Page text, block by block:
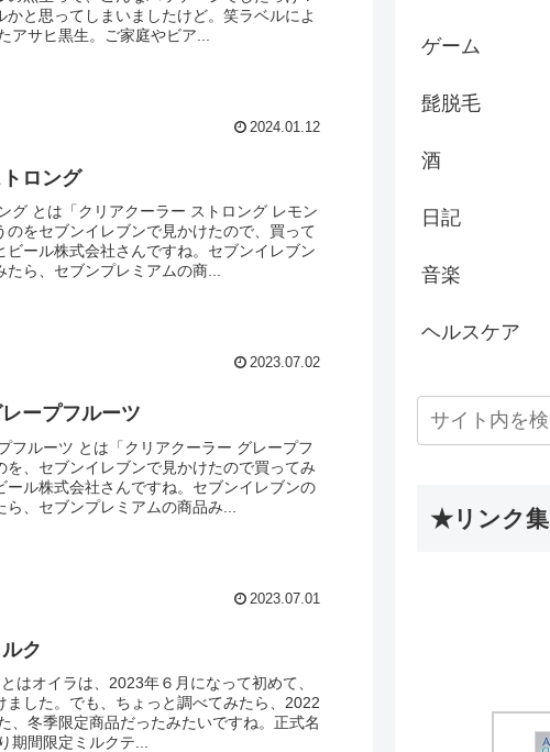
かと思ってしまいましたけど。笑ラベルによ
アサヒ黒生。ご家庭やビア...
2024.01.12
ロング
グ とは「クリアクーラー ストロング レモン
のをセブンイレブンで見かけたので、買って
ビール株式会社さんですね。セブンイレブン
たら、セブンプレミアムの商...
2023.07.02
ープフルーツ
フルーツ とは「クリアクーラー グレープフ
を、セブンイレブンで見かけたので買ってみ
ール株式会社さんですね。セブンイレブンの
、セブンプレミアムの商品み...
2023.07.01
ク
はオイラは、2023年６月になって初めて、
ました。でも、ちょっと調べてみたら、2022
、冬季限定商品だったみたいですね。正式名
期間限定ミルクテ...
ゲーム
髭脱毛
酒
日記
音楽
ヘルスケア
★リンク集